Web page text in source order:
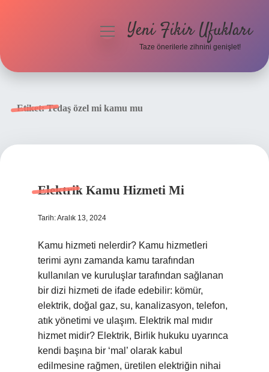
menüyüYeni Fikir Ufukları
Taze önerilerle zihnini genişlet!
Etiket:Tedaş özel mi kamu mu
Elektrik Kamu Hizmeti Mi
Tarih: Aralık 13, 2024
Kamu hizmeti nelerdir? Kamu hizmetleri
terimi aynı zamanda kamu tarafından
kullanılan ve kuruluşlar tarafından sağlanan
bir dizi hizmeti de ifade edebilir: kömür,
elektrik, doğal gaz, su, kanalizasyon, telefon,
atık yönetimi ve ulaşım. Elektrik mal mıdır
hizmet midir? Elektrik, Birlik hukuku uyarınca
kendi başına bir ‘mal’ olarak kabul
edilmesine rağmen, üretilen elektriğin nihai